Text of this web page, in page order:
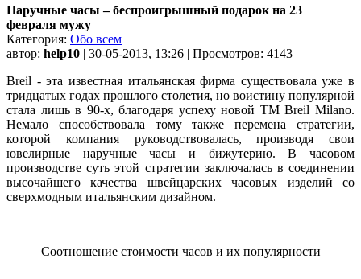
Наручные часы – беспроигрышный подарок на 23
февраля мужу
Категория: Обо всем
автор: help10 | 30-05-2013, 13:26 | Просмотров: 4143
Breil - эта известная итальянская фирма существовала уже в
тридцатых годах прошлого столетия, но воистину популярной
стала лишь в 90-х, благодаря успеху новой ТМ Breil Milano.
Немало способствовала тому также перемена стратегии,
которой компания руководствовалась, производя свои
ювелирные наручные часы и бижутерию. В часовом
производстве суть этой стратегии заключалась в соединении
высочайшего качества швейцарских часовых изделий со
сверхмодным итальянским дизайном.
Соотношение стоимости часов и их популярности